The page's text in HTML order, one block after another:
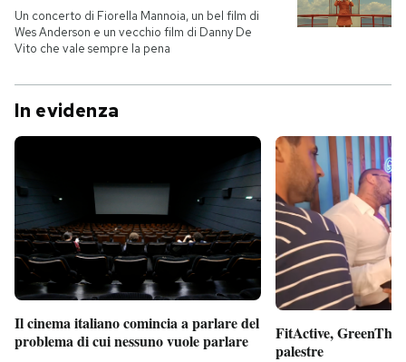
Un concerto di Fiorella Mannoia, un bel film di
Wes Anderson e un vecchio film di Danny De
Vito che vale sempre la pena
In evidenza
Il cinema italiano comincia a parlare del
problema di cui nessuno vuole parlare
FitActive,
palestre